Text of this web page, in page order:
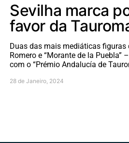
Sevilha marca
favor da
Duas das mais mediáticas figuras
Romero e “Morante de la Puebla”
com o “Prémio Andalucía de
28 de Janeiro, 2024